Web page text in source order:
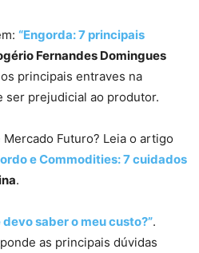
“Engorda: 7 principais
Fernandes Domingues
principais entraves na
ser prejudicial ao produtor.
Futuro? Leia o artigo
e Commodities: 7 cuidados
.
devo saber o meu custo?”.
as principais dúvidas